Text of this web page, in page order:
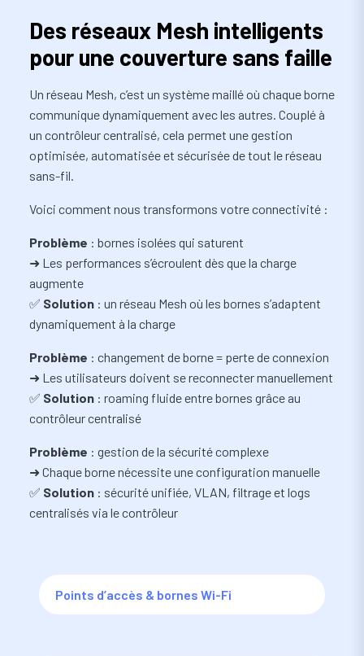
Des réseaux Mesh intelligents
pour une couverture sans faille
Un réseau Mesh, c’est un système maillé où chaque borne
communique dynamiquement avec les autres. Couplé à
un contrôleur centralisé, cela permet une gestion
optimisée, automatisée et sécurisée de tout le réseau
sans-fil.
Voici comment nous transformons votre connectivité :
Problème : bornes isolées qui saturent
➜ Les performances s’écroulent dès que la charge
augmente
✅ Solution : un réseau Mesh où les bornes s’adaptent
dynamiquement à la charge
Problème : changement de borne = perte de connexion
➜ Les utilisateurs doivent se reconnecter manuellement
✅ Solution : roaming fluide entre bornes grâce au
contrôleur centralisé
Problème : gestion de la sécurité complexe
➜ Chaque borne nécessite une configuration manuelle
✅ Solution : sécurité unifiée, VLAN, filtrage et logs
centralisés via le contrôleur
Points d’accès & bornes Wi-Fi